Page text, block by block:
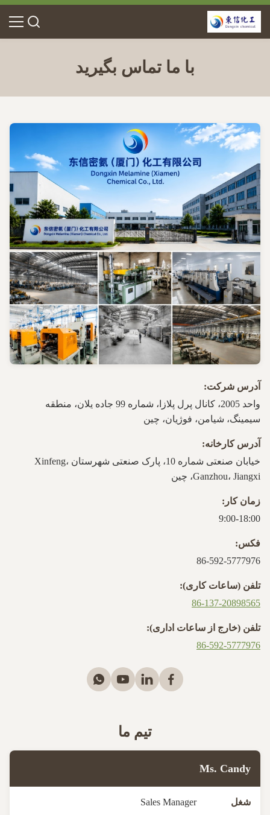
با ما تماس بگیرید
آدرس شرکت:
واحد 2005، کانال پرل پلازا، شماره 99 جاده یلان، منطقه
سیمینگ، شیامن، فوژیان، چین
آدرس کارخانه:
خیابان صنعتی شماره 10، پارک صنعتی شهرستان Xinfeng،
Ganzhou، Jiangxi، چین
زمان کار:
9:00-18:00
فکس:
86-592-5777976
تلفن (ساعات کاری):
86-137-20898565
تلفن (خارج از ساعات اداری):
86-592-5777976
تیم ما
Ms. Candy
شغل
Sales Manager